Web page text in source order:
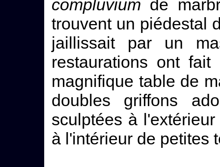
compluvium de
trouvent un piédestal
jaillissait par un
restaurations ont
magnifique table de
doubles griffons
sculptées à
à l'intérieur de petites